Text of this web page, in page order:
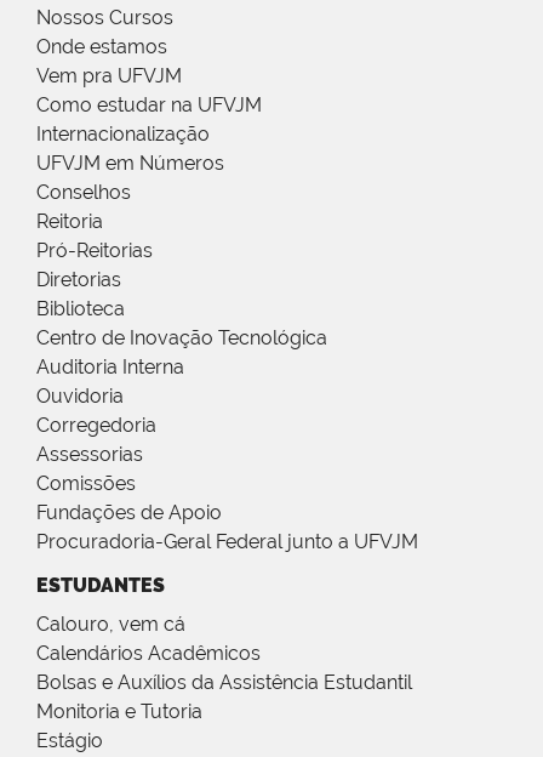
Nossos Cursos
Onde estamos
Vem pra UFVJM
Como estudar na UFVJM
Internacionalização
UFVJM em Números
Conselhos
Reitoria
Pró-Reitorias
Diretorias
Biblioteca
Centro de Inovação Tecnológica
Auditoria Interna
Ouvidoria
Corregedoria
Assessorias
Comissões
Fundações de Apoio
Procuradoria-Geral Federal junto a UFVJM
ESTUDANTES
Calouro, vem cá
Calendários Acadêmicos
Bolsas e Auxílios da Assistência Estudantil
Monitoria e Tutoria
Estágio